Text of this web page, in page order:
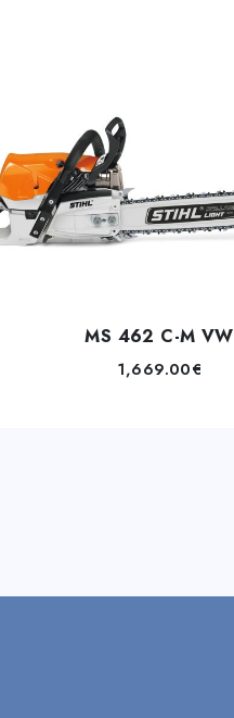
MS 462 C-M VW
1,669.00€